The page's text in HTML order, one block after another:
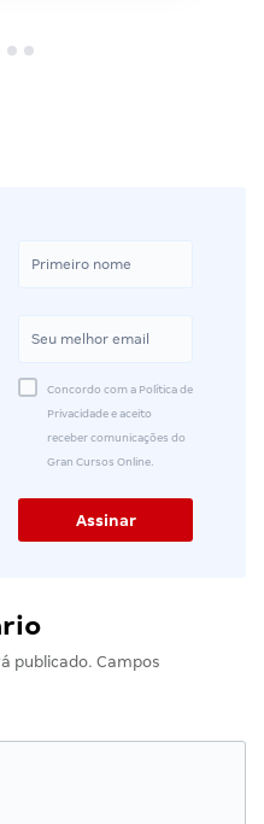
Concordo com a Política de
Privacidade e aceito
receber comunicações do
Gran Cursos Online.
publicado. Campos